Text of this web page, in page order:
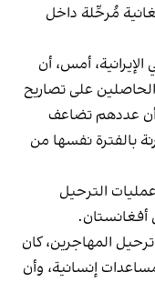
مُرحَّلة داخل
أمس، أن
على تصاريح
ارتفعت بنسبة 45%، وأن عددهم تضاعف
بالفترة نفسها من
الترحيل
أفغانستان.
المهاجرين، كان
إنسانية، وأن